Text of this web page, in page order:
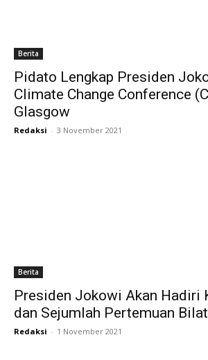
Berita
Pidato Lengkap Presiden
Climate Change Conference
Glasgow
Redaksi - 3 November 2021
Berita
Presiden Jokowi Akan Hadiri
dan Sejumlah Pertemuan
Redaksi - 1 November 2021